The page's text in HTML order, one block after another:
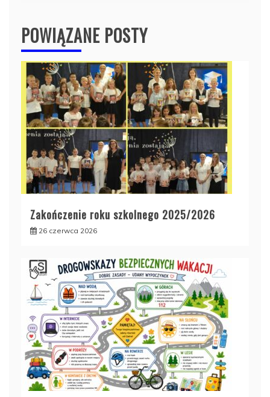
POWIĄZANE POSTY
Zakończenie roku szkolnego 2025/2026
26 czerwca 2026